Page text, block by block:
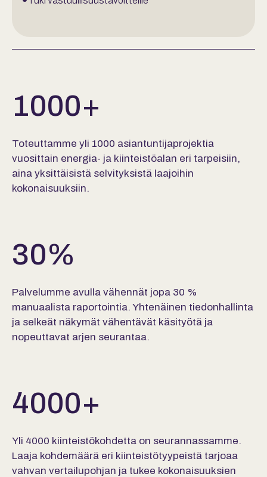
1000+
Toteuttamme yli 1000 asiantuntijaprojektia
vuosittain energia- ja kiinteistöalan eri tarpeisiin,
aina yksittäisistä selvityksistä laajoihin
kokonaisuuksiin.
30%
Palvelumme avulla vähennät jopa 30 %
manuaalista raportointia. Yhtenäinen tiedonhallinta
ja selkeät näkymät vähentävät käsityötä ja
nopeuttavat arjen seurantaa.
4000+
Yli 4000 kiinteistökohdetta on seurannassamme.
Laaja kohdemäärä eri kiinteistötyypeistä tarjoaa
vahvan vertailupohjan ja tukee kokonaisuuksien